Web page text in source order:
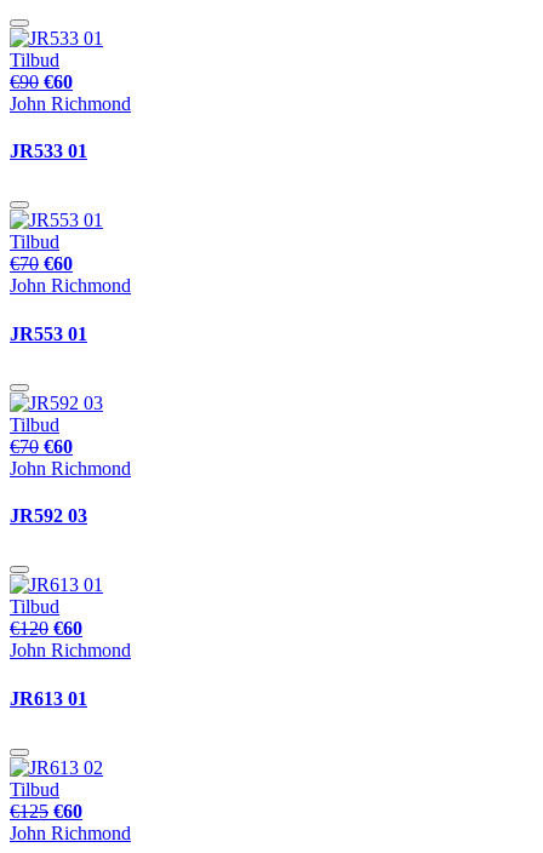
Tilbud
€90 €60
John Richmond
JR533 01
Tilbud
€70 €60
John Richmond
JR553 01
Tilbud
€70 €60
John Richmond
JR592 03
Tilbud
€120 €60
John Richmond
JR613 01
Tilbud
€125 €60
John Richmond